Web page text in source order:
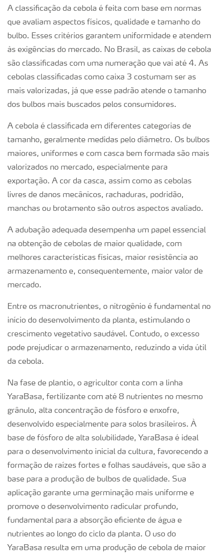
A classificação da cebola é feita com base em normas
que avaliam aspectos físicos, qualidade e tamanho do
bulbo. Esses critérios garantem uniformidade e atendem
às exigências do mercado. No Brasil, as caixas de cebola
são classificadas com uma numeração que vai até 4. As
cebolas classificadas como caixa 3 costumam ser as
mais valorizadas, já que esse padrão atende o tamanho
dos bulbos mais buscados pelos consumidores.
A cebola é classificada em diferentes categorias de
tamanho, geralmente medidas pelo diâmetro. Os bulbos
maiores, uniformes e com casca bem formada são mais
valorizados no mercado, especialmente para
exportação. A cor da casca, assim como as cebolas
livres de danos mecânicos, rachaduras, podridão,
manchas ou brotamento são outros aspectos avaliado.
A adubação adequada desempenha um papel essencial
na obtenção de cebolas de maior qualidade, com
melhores características físicas, maior resistência ao
armazenamento e, consequentemente, maior valor de
mercado.
Entre os macronutrientes, o nitrogênio é fundamental no
início do desenvolvimento da planta, estimulando o
crescimento vegetativo saudável. Contudo, o excesso
pode prejudicar o armazenamento, reduzindo a vida útil
da cebola.
Na fase de plantio, o agricultor conta com a linha
YaraBasa, fertilizante com até 8 nutrientes no mesmo
grânulo, alta concentração de fósforo e enxofre,
desenvolvido especialmente para solos brasileiros. À
base de fósforo de alta solubilidade, YaraBasa é ideal
para o desenvolvimento inicial da cultura, favorecendo a
formação de raízes fortes e folhas saudáveis, que são a
base para a produção de bulbos de qualidade. Sua
aplicação garante uma germinação mais uniforme e
promove o desenvolvimento radicular profundo,
fundamental para a absorção eficiente de água e
nutrientes ao longo do ciclo da planta. O uso do
YaraBasa resulta em uma produção de cebola de maior